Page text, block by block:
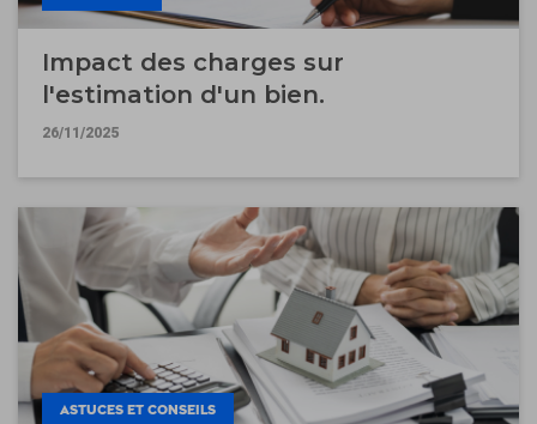
Impact des charges sur
l'estimation d'un bien.
26/11/2025
ASTUCES ET CONSEILS